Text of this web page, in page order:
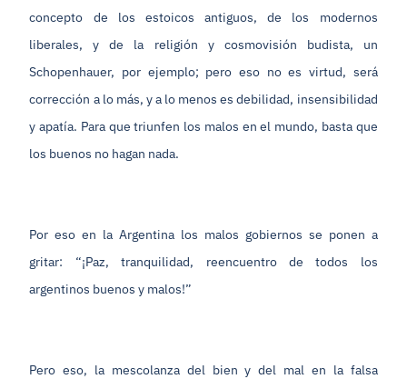
concepto de los estoicos antiguos, de los modernos
liberales, y de la religión y cosmovisión budista, un
Schopenhauer, por ejemplo; pero eso no es virtud, será
corrección a lo más, y a lo menos es debilidad, insensibilidad
y apatía. Para que triunfen los malos en el mundo, basta que
los buenos no hagan nada.
Por eso en la Argentina los malos gobiernos se ponen a
gritar: “¡Paz, tranquilidad, reencuentro de todos los
argentinos buenos y malos!”
Pero eso, la mescolanza del bien y del mal en la falsa